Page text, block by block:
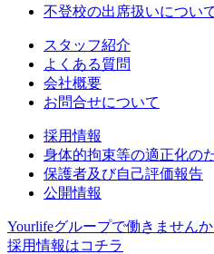
不登校の出席扱いについ
スタッフ紹介
よくある質問
会社概要
お問合せについて
採用情報
身体的拘束等の適正化の
保護者及び自己評価報告
公開情報
Yourlifeグループで働きませんか
採用情報はコチラ